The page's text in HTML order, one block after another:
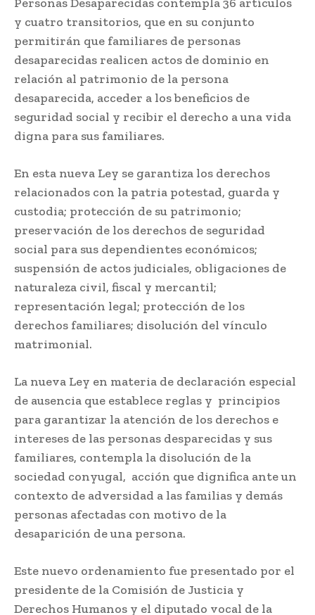
y cuatro transitorios, que en su conjunto
permitirán que familiares de personas
desaparecidas realicen actos de dominio en
relación al patrimonio de la persona
desaparecida, acceder a los beneficios de
seguridad social y recibir el derecho a una vida
digna para sus familiares.
En esta nueva Ley se garantiza los derechos
relacionados con la patria potestad, guarda y
custodia; protección de su patrimonio;
preservación de los derechos de seguridad
social para sus dependientes económicos;
suspensión de actos judiciales, obligaciones de
naturaleza civil, fiscal y mercantil;
representación legal; protección de los
derechos familiares; disolución del vínculo
matrimonial.
La nueva Ley en materia de declaración especial
de ausencia que establece reglas y principios
para garantizar la atención de los derechos e
intereses de las personas desparecidas y sus
familiares, contempla la disolución de la
sociedad conyugal, acción que dignifica ante un
contexto de adversidad a las familias y demás
personas afectadas con motivo de la
desaparición de una persona.
Este nuevo ordenamiento fue presentado por el
presidente de la Comisión de Justicia y
Derechos Humanos y el diputado vocal de la